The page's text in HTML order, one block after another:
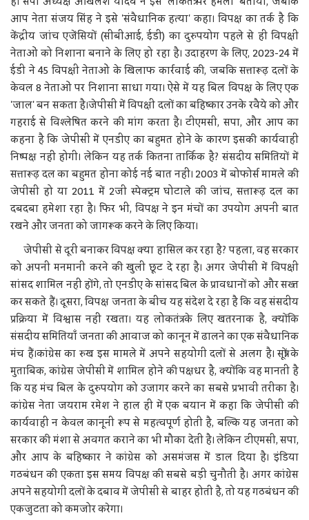
आप नेता संजय सिंह ने इसे 'संवैधानिक हत्या' कहा। विपक्ष का तर्क है कि
केंद्रीय जांच एजेंसियों (सीबीआई, ईडी) का दुरुपयोग पहले से ही विपक्षी
नेताओं को निशाना बनाने के लिए हो रहा है। उदाहरण के लिए, 2023-24 में
ईडी ने 45 विपक्षी नेताओं के खिलाफ कार्रवाई की, जबकि सत्तारूढ़ दलों के
केवल 8 नेताओं पर निशाना साधा गया। ऐसे में यह बिल विपक्ष के लिए एक
'जाल' बन सकता है।जेपीसी में विपक्षी दलों का बहिष्कार उनके रवैये को और
गहराई से विश्लेषित करने की मांग करता है। टीएमसी, सपा, और आप का
कहना है कि जेपीसी में एनडीए का बहुमत होने के कारण इसकी कार्यवाही
निष्पक्ष नहीं होगी। लेकिन यह तर्क कितना तार्किक है? संसदीय समितियों में
सत्तारूढ़ दल का बहुमत होना कोई नई बात नहीं। 2003 में बोफोर्स मामले की
जेपीसी हो या 2011 में 2जी स्पेक्ट्रम घोटाले की जांच, सत्तारूढ़ दल का
दबदबा हमेशा रहा है। फिर भी, विपक्ष ने इन मंचों का उपयोग अपनी बात
रखने और जनता को जागरूक करने के लिए किया।
जेपीसी से दूरी बनाकर विपक्ष क्या हासिल कर रहा है? पहला, वह सरकार
को अपनी मनमानी करने की खुली छूट दे रहा है। अगर जेपीसी में विपक्षी
सांसद शामिल नहीं होंगे, तो एनडीए के सांसद बिल के प्रावधानों को और सख्त
कर सकते हैं। दूसरा, विपक्ष जनता के बीच यह संदेश दे रहा है कि वह संसदीय
प्रक्रिया में विश्वास नहीं रखता। यह लोकतंत्र के लिए खतरनाक है, क्योंकि
संसदीय समितियाँ जनता की आवाज को कानून में ढालने का एक संवैधानिक
मंच हैं।कांग्रेस का रुख इस मामले में अपने सहयोगी दलों से अलग है। सूत्रों के
मुताबिक, कांग्रेस जेपीसी में शामिल होने की पक्षधर है, क्योंकि वह मानती है
कि यह मंच बिल के दुरुपयोग को उजागर करने का सबसे प्रभावी तरीका है।
कांग्रेस नेता जयराम रमेश ने हाल ही में एक बयान में कहा कि जेपीसी की
कार्यवाही न केवल कानूनी रूप से महत्वपूर्ण होती है, बल्कि यह जनता को
सरकार की मंशा से अवगत कराने का भी मौका देती है। लेकिन टीएमसी, सपा,
और आप के बहिष्कार ने कांग्रेस को असमंजस में डाल दिया है। इंडिया
गठबंधन की एकता इस समय विपक्ष की सबसे बड़ी चुनौती है। अगर कांग्रेस
अपने सहयोगी दलों के दबाव में जेपीसी से बाहर होती है, तो यह गठबंधन की
एकजुटता को कमजोर करेगा।